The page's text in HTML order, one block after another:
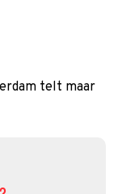
telt maar